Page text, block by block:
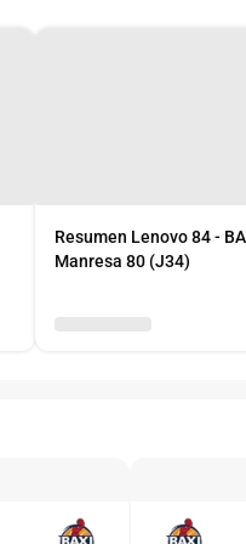
Resumen Lenovo 84 -
Manresa 80 (J34)